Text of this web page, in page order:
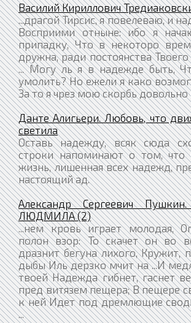
Василий Кириллович
...драгой Тирсис, я повелеваю, и
Восприими отныне: ибо я
припадку, Что в некоторо
дружна, ради постоянства Твоего
... Могу ль я в надежде быть,
умолить? Но ежели я како
За то я чрез мою скорбь довольно
Данте Алигьери. Любовь, что
светила
Оставь надежду, всяк сюда
строки напоминают о том, что
жизнь, лишенная всех надежд,
настоящий ад.
Александр Сергеевич
ЛЮДМИЛА (2)
...нем кровь играет молодая,
полон взор: То скачет он во
дразнит бегуна лихого, Кружит,
дыбы Иль дерзко мчит на ...И
твоей Надежда гибнет, гаснет
пред витязем пещера; В пещере
к ней Идет под дремлющие
...